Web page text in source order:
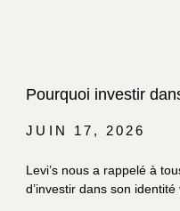
Pourquoi investir
JUIN 17, 2026
Levi’s nous a rappelé à
d’investir dans son identité